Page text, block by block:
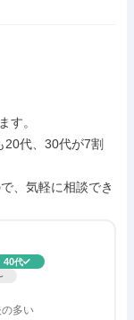
す。
代、30代が7割
、気軽に相談でき
40代
多い